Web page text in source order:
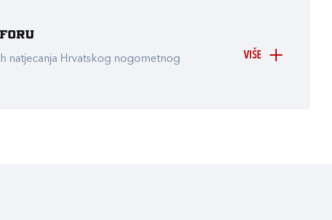
VIŠE
natjecanja Hrvatskog nogometnog